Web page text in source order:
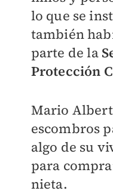
lo que se
también
parte de la
Protección
Mario
escombros
algo de su
para
nieta.